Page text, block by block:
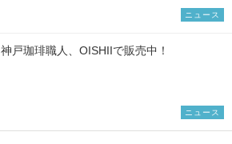
ニュース
神戸珈琲職人、OISHIIで販売中！
ニュース